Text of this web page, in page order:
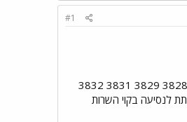
#1
ואלה מספרי האוטובוסים 3366 214 3174 299 9258 9331 767 778 0157 6276 3816 3818 3821 3722 3769 3823 3825 3827 3828 3829 3831 3832
3844 3845 3846 3847 3850 3852 3851 3854 3860 3878 6120 6153 כמו כו 3881 מושבתת לנסיעה בקוי השרות